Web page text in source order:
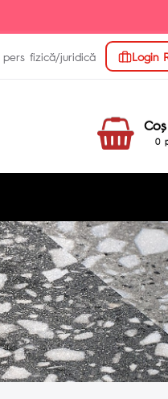
Login
pers fizică/juridică
0